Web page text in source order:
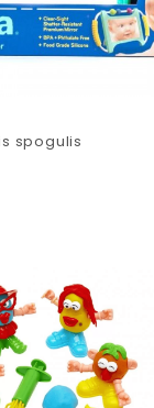
spogulis